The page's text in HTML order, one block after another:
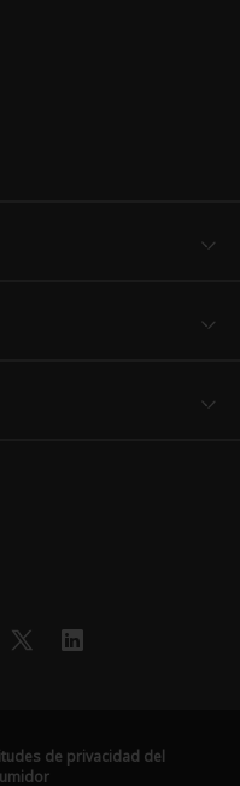
de privacidad del